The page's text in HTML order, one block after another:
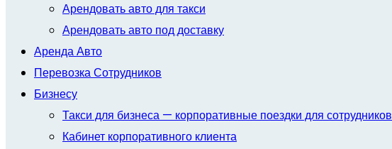
Арендовать авто для такси
Арендовать авто под доставку
Аренда Авто
Перевозка Сотрудников
Бизнесу
Такси для бизнеса — корпоративные поездки для сотрудников
Кабинет корпоративного клиента